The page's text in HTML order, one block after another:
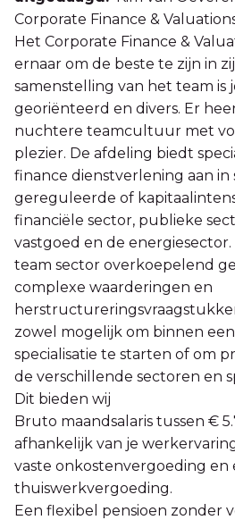
Corporate Finance &
Het Corporate Finance &
ernaar om de beste te zijn in
samenstelling van het team is
georiënteerd en divers. Er
nuchtere teamcultuur met
plezier. De afdeling biedt
finance dienstverlening aan in
gereguleerde of
financiële sector, publieke
vastgoed en de energiesector.
team sector overkoepelend
complexe waarderingen en
zowel mogelijk om binnen
specialisatie te starten of om
de verschillende sectoren en
Dit bieden wij
Bruto maandsalaris tussen €
afhankelijk van je
vaste onkostenvergoeding en
thuiswerkvergoeding.
Een flexibel pensioen zonder